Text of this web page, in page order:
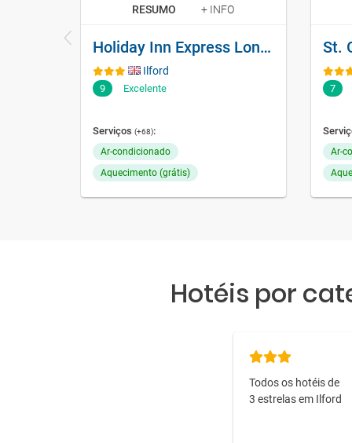
RESUMO + INFO
Holiday Inn Express London - Newbury Park, An Ihg Hotel
Ilford
9 Excelente
Serviços (+68):
Ar-condicionado
Aquecimento (grátis)
St.
7
Ar-
Hotéis por
Todos os hotéis de
3 estrelas em Ilford